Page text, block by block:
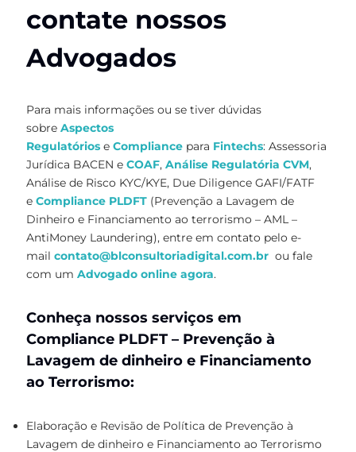
contate nossos
Advogados
Para mais informações ou se tiver dúvidas
sobre Aspectos
Regulatórios e Compliance para Fintechs: Assessoria
Jurídica BACEN e COAF, Análise Regulatória CVM,
Análise de Risco KYC/KYE, Due Diligence GAFI/FATF
e Compliance PLDFT (Prevenção a Lavagem de
Dinheiro e Financiamento ao terrorismo – AML –
AntiMoney Laundering), entre em contato pelo e-
mail contato@blconsultoriadigital.com.br ou fale
com um Advogado online agora.
Conheça nossos serviços em
Compliance PLDFT – Prevenção à
Lavagem de dinheiro e Financiamento
ao Terrorismo:
Elaboração e Revisão de Política de Prevenção à
Lavagem de dinheiro e Financiamento ao Terrorismo